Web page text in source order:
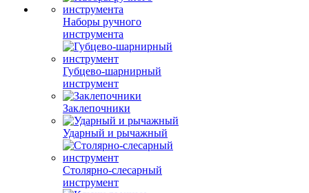
Наборы ручного
инструмента
Губцево-шарнирный
инструмент
Заклепочники
Ударный и рычажный
Столярно-слесарный
инструмент